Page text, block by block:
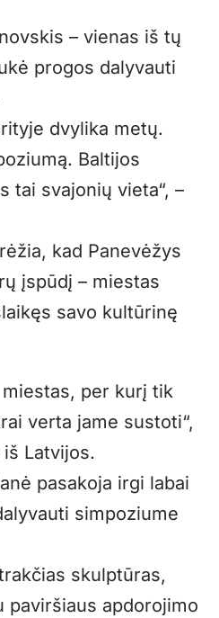
– vienas iš tų
progos dalyvauti
dvylika metų.
Baltijos
tai svajonių vieta“, –
kad Panevėžys
įspūdį – miestas
savo kultūrinę
per kurį tik
verta jame sustoti“,
Latvijos.
pasakoja irgi labai
simpoziume
skulptūras,
paviršiaus apdorojimo